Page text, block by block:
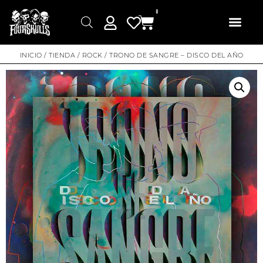
0
INICIO / TIENDA / ROCK / TRONO DE SANGRE – DISCO DEL AÑO